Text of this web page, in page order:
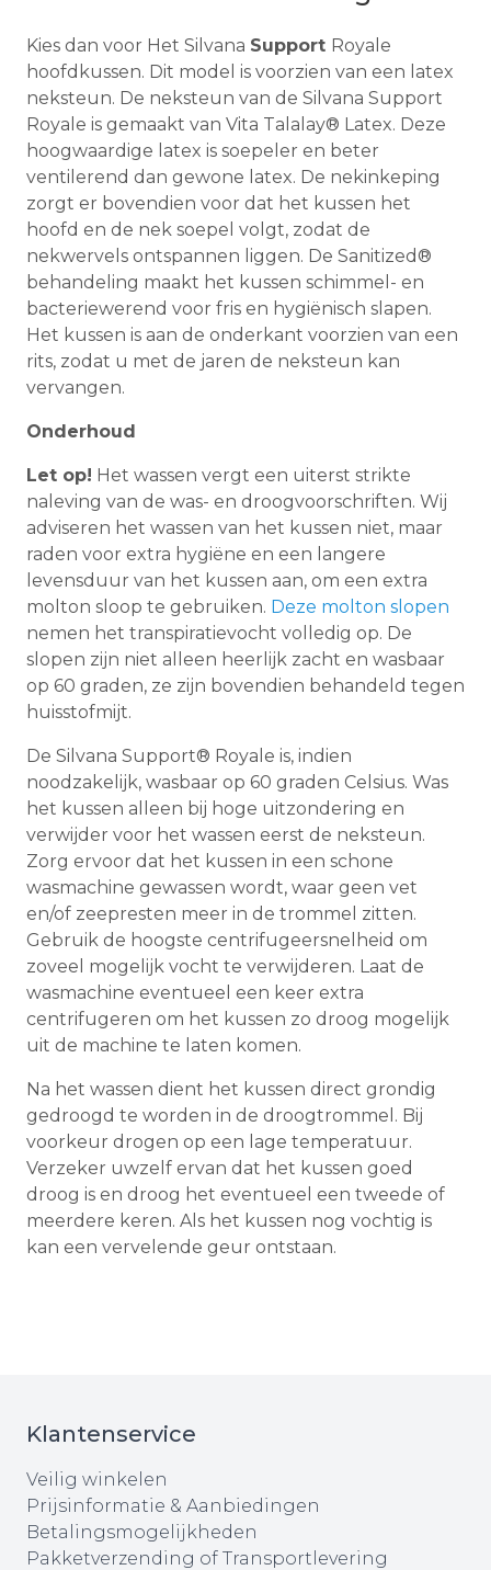
Kies dan voor Het Silvana Support Royale
hoofdkussen. Dit model is voorzien van een latex
neksteun. De neksteun van de Silvana Support
Royale is gemaakt van Vita Talalay® Latex. Deze
hoogwaardige latex is soepeler en beter
ventilerend dan gewone latex. De nekinkeping
zorgt er bovendien voor dat het kussen het
hoofd en de nek soepel volgt, zodat de
nekwervels ontspannen liggen. De Sanitized®
behandeling maakt het kussen schimmel- en
bacteriewerend voor fris en hygiënisch slapen.
Het kussen is aan de onderkant voorzien van een
rits, zodat u met de jaren de neksteun kan
vervangen.
Onderhoud
Let op! Het wassen vergt een uiterst strikte
naleving van de was- en droogvoorschriften. Wij
adviseren het wassen van het kussen niet, maar
raden voor extra hygiëne en een langere
levensduur van het kussen aan, om een extra
molton sloop te gebruiken. Deze molton slopen
nemen het transpiratievocht volledig op. De
slopen zijn niet alleen heerlijk zacht en wasbaar
op 60 graden, ze zijn bovendien behandeld tegen
huisstofmijt.
De Silvana Support® Royale is, indien
noodzakelijk, wasbaar op 60 graden Celsius. Was
het kussen alleen bij hoge uitzondering en
verwijder voor het wassen eerst de neksteun.
Zorg ervoor dat het kussen in een schone
wasmachine gewassen wordt, waar geen vet
en/of zeepresten meer in de trommel zitten.
Gebruik de hoogste centrifugeersnelheid om
zoveel mogelijk vocht te verwijderen. Laat de
wasmachine eventueel een keer extra
centrifugeren om het kussen zo droog mogelijk
uit de machine te laten komen.
Na het wassen dient het kussen direct grondig
gedroogd te worden in de droogtrommel. Bij
voorkeur drogen op een lage temperatuur.
Verzeker uwzelf ervan dat het kussen goed
droog is en droog het eventueel een tweede of
meerdere keren. Als het kussen nog vochtig is
kan een vervelende geur ontstaan.
Klantenservice
Veilig winkelen
Prijsinformatie & Aanbiedingen
Betalingsmogelijkheden
Pakketverzending of Transportlevering